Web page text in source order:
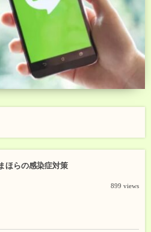
まほらの感染症対策
899 views